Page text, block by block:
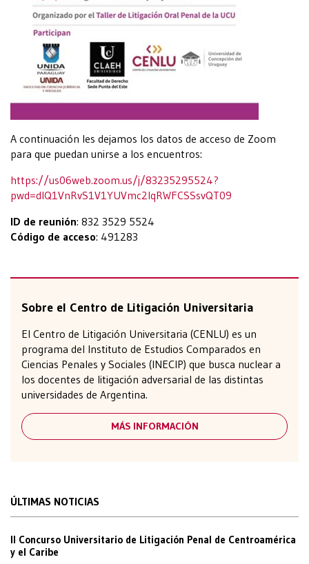
A continuación les dejamos los datos de acceso de Zoom
para que puedan unirse a los encuentros:
https://us06web.zoom.us/j/83235295524?
pwd=dlQ1VnRvS1V1YUVmc2lqRWFCSSsvQT09
ID de reunión: 832 3529 5524
Código de acceso: 491283
Sobre el Centro de Litigación Universitaria
El Centro de Litigación Universitaria (CENLU) es un
programa del Instituto de Estudios Comparados en
Ciencias Penales y Sociales (INECIP) que busca nuclear a
los docentes de litigación adversarial de las distintas
universidades de Argentina.
MÁS INFORMACIÓN
ÚLTIMAS NOTICIAS
II Concurso Universitario de Litigación Penal de Centroamérica
y el Caribe